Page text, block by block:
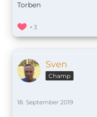
Torben
3
Sven
Champ
18. September 2019